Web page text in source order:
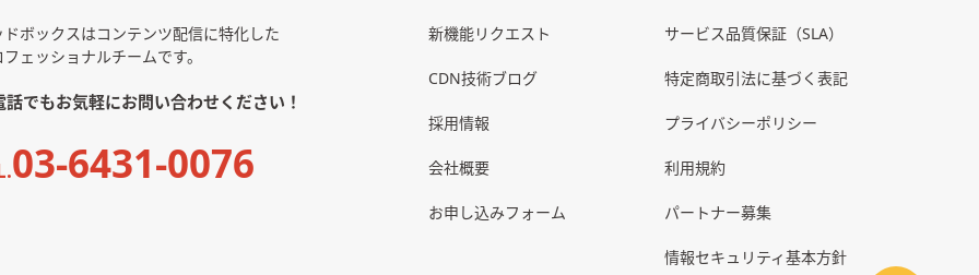
ドボックスはコンテンツ配信に特化した
フェッショナルチームです。
話でもお気軽にお問い合わせください！
03-6431-0076
新機能リクエスト
CDN技術ブログ
採用情報
会社概要
お申し込みフォーム
サービス品質保証（SLA）
特定商取引法に基づく表記
プライバシーポリシー
利用規約
パートナー募集
情報セキュリティ基本方針